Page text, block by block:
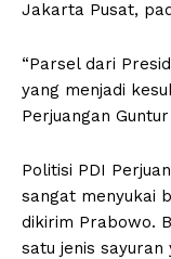
Jakarta Pusat,
“Parsel dari
yang menjadi
Perjuangan
Politisi PDI
sangat menyukai
dikirim Prabowo.
satu jenis